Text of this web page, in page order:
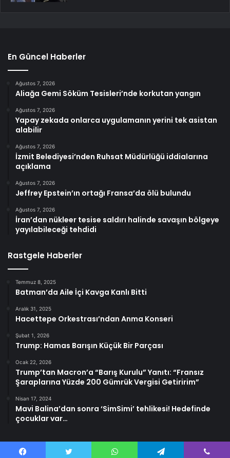
En Güncel Haberler
Ağustos 7, 2026
Aliağa Gemi Söküm Tesisleri’nde korkutan yangın
Ağustos 7, 2026
Yapay zekada onlarca uygulamanın yerini tek asistan
alabilir
Ağustos 7, 2026
İzmit Belediyesi’nden Ruhsat Müdürlüğü iddialarına
açıklama
Ağustos 7, 2026
Jeffrey Epstein’ın ortağı Fransa’da ölü bulundu
Ağustos 7, 2026
İran’dan nükleer tesise saldırı halinde savaşın bölgeye
yayılabileceği tehdidi
Rastgele Haberler
Temmuz 8, 2025
Batman’da Aile İçi Kavga Kanlı Bitti
Aralık 31, 2025
Hacettepe Orkestrası’ndan Anma Konseri
Şubat 1, 2026
Trump: Hamas Barışın Küçük Bir Parçası
Ocak 22, 2026
Trump’tan Macron’a “Barış Kurulu” Yanıtı: “Fransız
Şaraplarına Yüzde 200 Gümrük Vergisi Getiririm”
Nisan 17, 2024
Mavi Balina’dan sonra ‘SimSimi’ tehlikesi! Hedefinde
çocuklar var…